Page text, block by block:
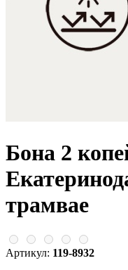
Бона 2
трамвае
Артикул: 119-8932